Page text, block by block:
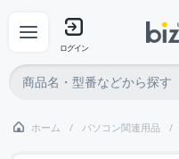
ログイン
ホーム パソコン関連用品